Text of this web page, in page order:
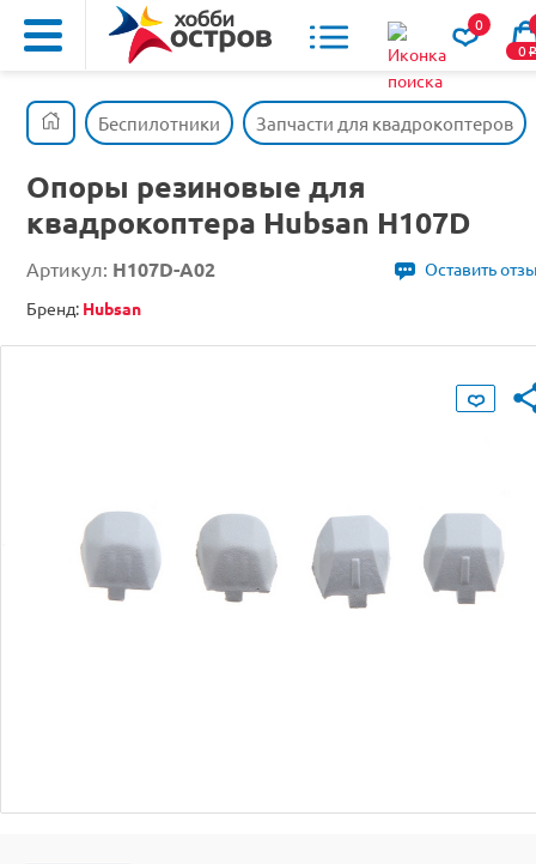
0
0o
Беспилотники Запчасти для квадрокоптеров
Опоры резиновые для
квадрокоптера Hubsan H107D
Артикул: H107D-A02
Оставить
Бренд: Hubsan